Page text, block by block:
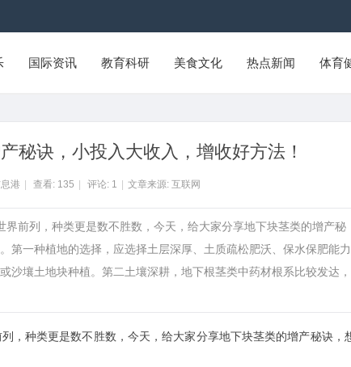
国际资讯 教育科研 美食文化 热点新闻 体育
秘诀，小投入大收入，增收好方法！
港 查看: 135 评论: 1 文章来源: 互联网
前列，种类更是数不胜数，今天，给大家分享地下块茎类的增产秘
第一种植地的选择，应选择土层深厚、土质疏松肥沃、保水保肥能力
沙壤土地块种植。第二土壤深耕，地下根茎类中药材根系比较发达
，种类更是数不胜数，今天，给大家分享地下块茎类的增产秘诀，